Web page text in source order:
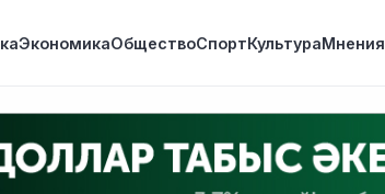
ЭкономикаОбществоСпортКультураМнения